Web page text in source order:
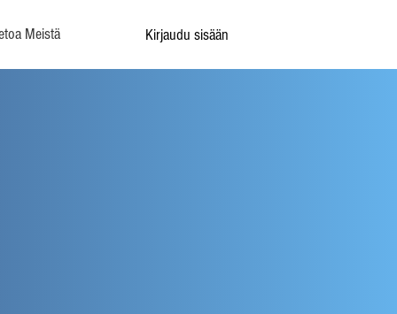
Meistä Kirjaudu sisään